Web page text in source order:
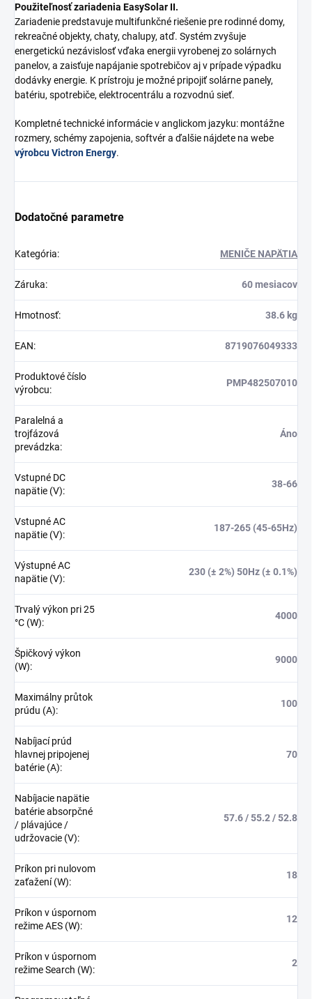
Použiteľnosť zariadenia EasySolar II.
Zariadenie predstavuje multifunkčné riešenie pre rodinné domy,
rekreačné objekty, chaty, chalupy, atď. Systém zvyšuje
energetickú nezávislosť vďaka energii vyrobenej zo solárnych
panelov, a zaisťuje napájanie spotrebičov aj v prípade výpadku
dodávky energie. K prístroju je možné pripojiť solárne panely,
batériu, spotrebiče, elektrocentrálu a rozvodnú sieť.
Kompletné technické informácie v anglickom jazyku: montážne
rozmery, schémy zapojenia, softvér a ďalšie nájdete na webe
výrobcu Victron Energy.
Dodatočné parametre
Kategória: MENIČE NAPÄTIA
Záruka: 60 mesiacov
Hmotnosť: 38.6 kg
EAN: 8719076049333
Produktové číslo
výrobcu:
PMP482507010
Paralelná a
trojfázová
prevádzka:
Áno
Vstupné DC
napätie (V):
38-66
Vstupné AC
napätie (V):
187-265 (45-65Hz)
Výstupné AC
napätie (V):
230 (± 2%) 50Hz (± 0.1%)
Trvalý výkon pri 25
°C (W):
4000
Špičkový výkon
(W):
9000
Maximálny průtok
prúdu (A):
100
Nabíjací prúd
hlavnej pripojenej
batérie (A):
70
Nabíjacie napätie
batérie absorpčné
/ plávajúce /
udržovacie (V):
57.6 / 55.2 / 52.8
Príkon pri nulovom
zaťažení (W):
18
Príkon v úspornom
režime AES (W):
12
Príkon v úspornom
režime Search (W):
2